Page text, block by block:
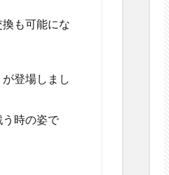
も可能にな
登場しまし
時の姿で